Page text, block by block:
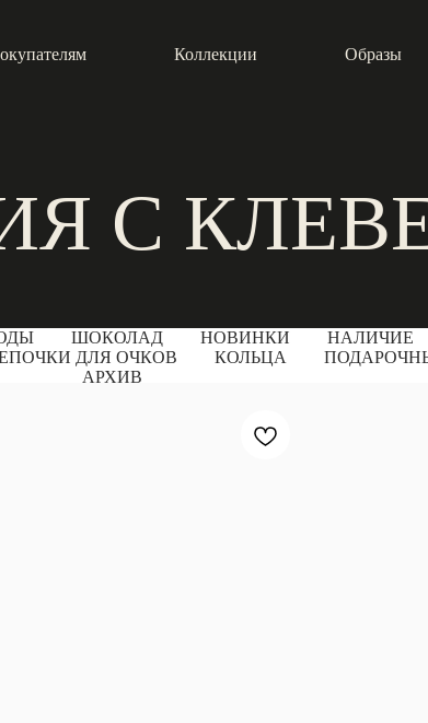
Коллекции Образы
С
ШОКОЛАД НОВИНКИ НАЛИЧИЕ
ДЛЯ ОЧКОВ КОЛЬЦА
АРХИВ